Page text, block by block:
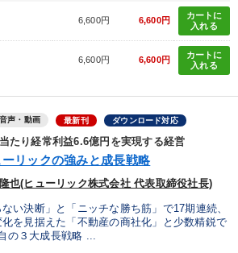
講話
セミナー収録講演ＣＤ・講演ＤＶＤ・デジ
トリーミング・ダウンロード）
銀行対策」＋「不動産市況予測」＋「市場
刊
6,600円 6,600円
カートに
入れる
6,600円 6,600円
カートに
入れる
音声・動画 最新刊 ダウンロード対応
たり経常利益6.6億円を実現する経営
ーリックの強みと成長戦略
也(ヒューリック株式会社 代表取締役社長)
い決断」と「ニッチな勝ち筋」で17期連続、
を見据えた「不動産の商社化」と少数精鋭で
の３大成長戦略 ...